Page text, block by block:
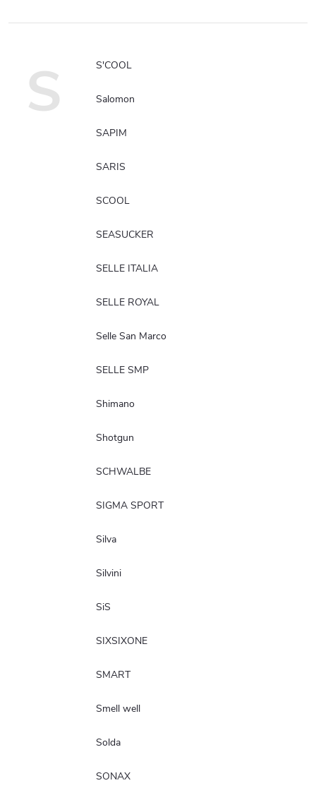
S S'COOL
Salomon
SAPIM
SARIS
SCOOL
SEASUCKER
SELLE ITALIA
SELLE ROYAL
Selle San Marco
SELLE SMP
Shimano
Shotgun
SCHWALBE
SIGMA SPORT
Silva
Silvini
SiS
SIXSIXONE
SMART
Smell well
Solda
SONAX
Reklamace